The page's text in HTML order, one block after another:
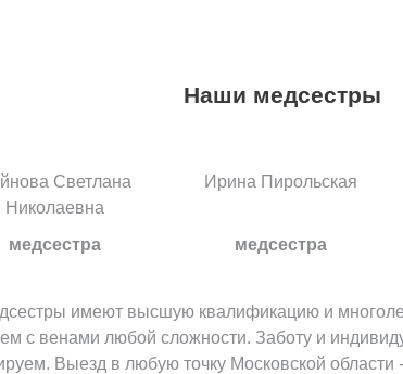
Наши медсестры
Светлана
Николаевна
медсестра
Ирина Пирольская
медсестра
имеют высшую квалификацию и
с венами любой сложности. Заботу и
Выезд в любую точку Московской области